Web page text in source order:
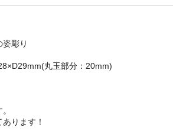
姿彫り
丸玉部分：20mm)
ります！